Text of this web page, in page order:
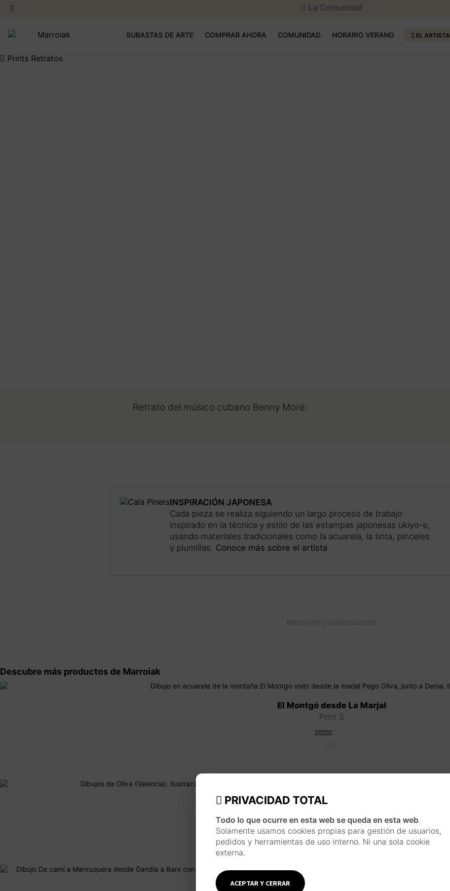
La Comunidad
a
navegación
al
Buscar
por:
Buscar
SUBASTAS DE ARTE COMPRAR AHORA COMUNIDAD HORARIO VERANO EL ARTISTA
Prints Retratos
Retrato del músico cubano Benny Moré.
INSPIRACIÓN JAPONESA
Cada pieza se realiza siguiendo un largo proceso de trabajo
inspirado en la técnica y estilo de las estampas japonesas ukiyo-e,
usando materiales tradicionales como la acuarela, la tinta, pinceles
y plumillas. Conoce más sobre el artista
Menciones y colaboraciones
Descubre más productos de Marroiak
El Montgó desde La Marjal
Print S
€
Riu Bullent, Oliva
Print S
35€
PRIVACIDAD TOTAL
Todo lo que ocurre en esta web se queda en esta web.
Solamente usamos cookies propias para gestión de usuarios,
pedidos y herramientas de uso interno. Ni una sola cookie
externa.
ACEPTAR Y CERRAR